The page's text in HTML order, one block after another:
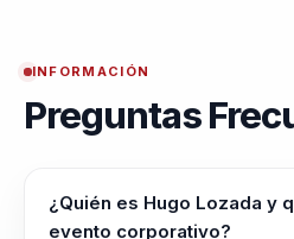
INFORMACIÓN
Preguntas
¿Quién es Hugo Lozada y
evento corporativo?